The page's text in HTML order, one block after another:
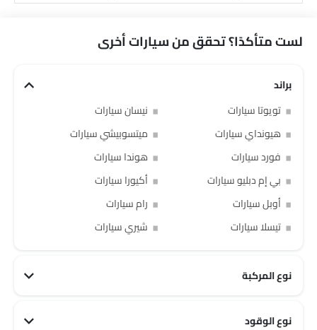
لست متأكدًا؟ تحقق من سيارات أخرى
براند
تويوتا سيارات
نيسان سيارات
هيونداي سيارات
ميتسوبيشي سيارات
فورد سيارات
هوندا سيارات
بي إم دبليو سيارات
أكيورا سيارات
أوبل سيارات
رام سيارات
تيسلا سيارات
شيري سيارات
نوع المركبة
نوع الوقود